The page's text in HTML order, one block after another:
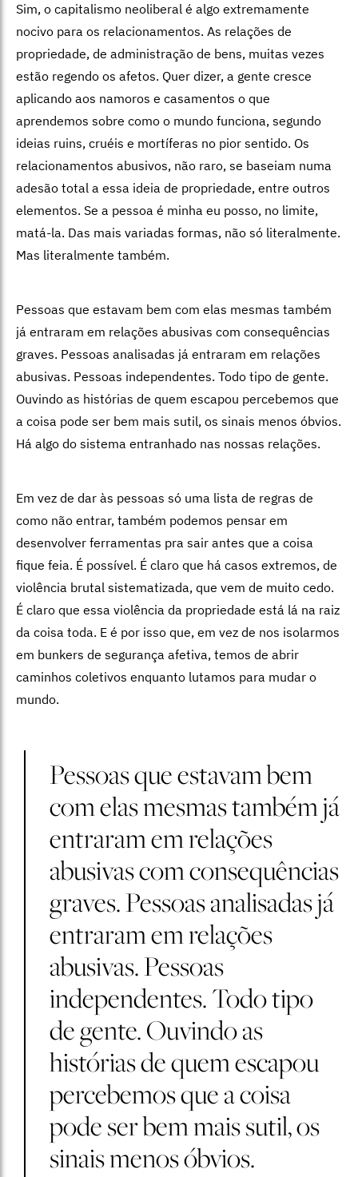
Sim, o capitalismo neoliberal é algo extremamente
nocivo para os relacionamentos. As relações de
propriedade, de administração de bens, muitas vezes
estão regendo os afetos. Quer dizer, a gente cresce
aplicando aos namoros e casamentos o que
aprendemos sobre como o mundo funciona, segundo
ideias ruins, cruéis e mortíferas no pior sentido. Os
relacionamentos abusivos, não raro, se baseiam numa
adesão total a essa ideia de propriedade, entre outros
elementos. Se a pessoa é minha eu posso, no limite,
matá-la. Das mais variadas formas, não só literalmente.
Mas literalmente também.
Pessoas que estavam bem com elas mesmas também
já entraram em relações abusivas com consequências
graves. Pessoas analisadas já entraram em relações
abusivas. Pessoas independentes. Todo tipo de gente.
Ouvindo as histórias de quem escapou percebemos que
a coisa pode ser bem mais sutil, os sinais menos óbvios.
Há algo do sistema entranhado nas nossas relações.
Em vez de dar às pessoas só uma lista de regras de
como não entrar, também podemos pensar em
desenvolver ferramentas pra sair antes que a coisa
fique feia. É possível. É claro que há casos extremos, de
violência brutal sistematizada, que vem de muito cedo.
É claro que essa violência da propriedade está lá na raiz
da coisa toda. E é por isso que, em vez de nos isolarmos
em bunkers de segurança afetiva, temos de abrir
caminhos coletivos enquanto lutamos para mudar o
mundo.
Pessoas que estavam bem
com elas mesmas também já
entraram em relações
abusivas com consequências
graves. Pessoas analisadas já
entraram em relações
abusivas. Pessoas
independentes. Todo tipo
de gente. Ouvindo as
histórias de quem escapou
percebemos que a coisa
pode ser bem mais sutil, os
sinais menos óbvios.